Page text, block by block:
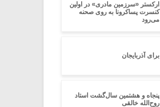
ارکستر «سرزمین مادری» در اولین
کنسرت پساکرونا به روی صحنه
می‌رود
برای آذربایجان
پنجاه و هشتمین سال‌گشت استاد
روح‌الله خالقی